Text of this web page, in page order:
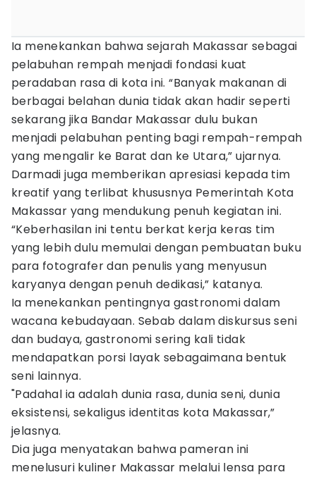
Ia menekankan bahwa sejarah Makassar sebagai
pelabuhan rempah menjadi fondasi kuat
peradaban rasa di kota ini. “Banyak makanan di
berbagai belahan dunia tidak akan hadir seperti
sekarang jika Bandar Makassar dulu bukan
menjadi pelabuhan penting bagi rempah-rempah
yang mengalir ke Barat dan ke Utara,” ujarnya.
Darmadi juga memberikan apresiasi kepada tim
kreatif yang terlibat khususnya Pemerintah Kota
Makassar yang mendukung penuh kegiatan ini.
“Keberhasilan ini tentu berkat kerja keras tim
yang lebih dulu memulai dengan pembuatan buku
para fotografer dan penulis yang menyusun
karyanya dengan penuh dedikasi,” katanya.
Ia menekankan pentingnya gastronomi dalam
wacana kebudayaan. Sebab dalam diskursus seni
dan budaya, gastronomi sering kali tidak
mendapatkan porsi layak sebagaimana bentuk
seni lainnya.
"Padahal ia adalah dunia rasa, dunia seni, dunia
eksistensi, sekaligus identitas kota Makassar,”
jelasnya.
Dia juga menyatakan bahwa pameran ini
menelusuri kuliner Makassar melalui lensa para